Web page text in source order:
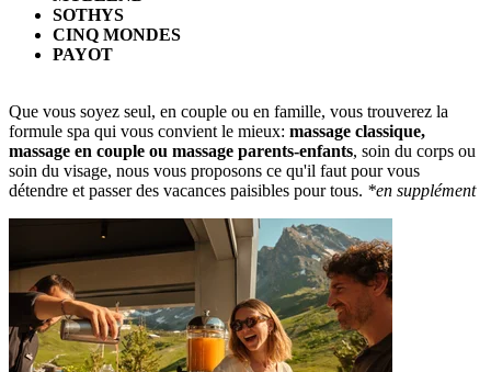
SOTHYS
CINQ MONDES
PAYOT
Que vous soyez seul, en couple ou en famille, vous trouverez la
formule spa qui vous convient le mieux: massage classique,
massage en couple ou massage parents-enfants, soin du corps ou
soin du visage, nous vous proposons ce qu'il faut pour vous
détendre et passer des vacances paisibles pour tous. *en supplément